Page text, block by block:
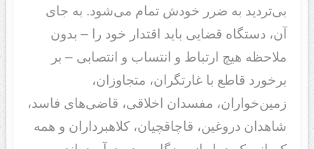
بی‌تردید به ضرر خودش تمام می‌شود. به جای
آن، دستگاه قضایی باید اقتدار خود را – بدون
ملاحظه هیچ ارتباط و انتساب و انتصابی – بر
برخورد قاطع با غارتگران، متجاوزان،
زمین‌خواران، مفسدان اخلاقی، قاضی‌های فاسد،
شاهدان دروغین، قاچاقچیان، کلاهبرداران و همه